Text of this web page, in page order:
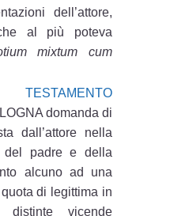
dell’attore,
al più poteva
mixtum cum
TESTAMENTO
domanda di
dall’attore nella
padre e della
alcuno ad una
di legittima in
vicende